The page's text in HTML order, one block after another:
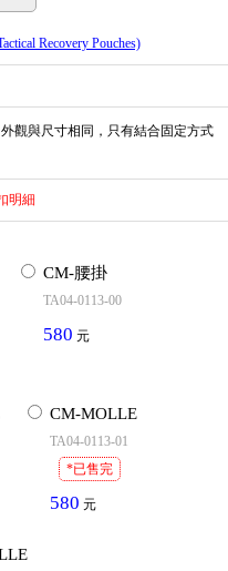
Recovery Pouches)
觀與尺寸相同，只有結合固定方式
明細
CM-腰掛
TA04-0113-00
580 元
CM-MOLLE
TA04-0113-01
*已售完
580 元